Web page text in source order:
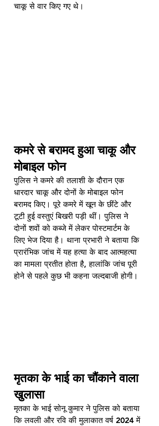
चाकू से वार किए गए थे।
कमरे से बरामद हुआ चाकू और
मोबाइल फोन
पुलिस ने कमरे की तलाशी के दौरान एक
धारदार चाकू और दोनों के मोबाइल फोन
बरामद किए। पूरे कमरे में खून के छींटे और
टूटी हुई वस्तुएं बिखरी पड़ी थीं। पुलिस ने
दोनों शवों को कब्जे में लेकर पोस्टमार्टम के
लिए भेज दिया है। थाना प्रभारी ने बताया कि
प्रारंभिक जांच में यह हत्या के बाद आत्महत्या
का मामला प्रतीत होता है, हालांकि जांच पूरी
होने से पहले कुछ भी कहना जल्दबाजी होगी।
मृतका के भाई का चौंकाने वाला
खुलासा
मृतका के भाई सोनू कुमार ने पुलिस को बताया
कि लवली और रवि की मुलाकात वर्ष 2024 में